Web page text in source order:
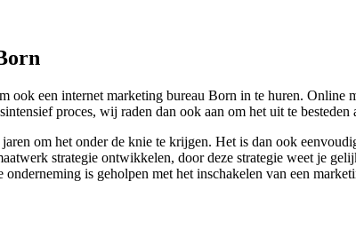
ook een internet marketing bureau Born in te huren. Online
proces, wij raden dan ook aan om het uit te
om het onder de knie te krijgen. Het is dan ook
strategie ontwikkelen, door deze strategie weet je
is geholpen met het inschakelen van een